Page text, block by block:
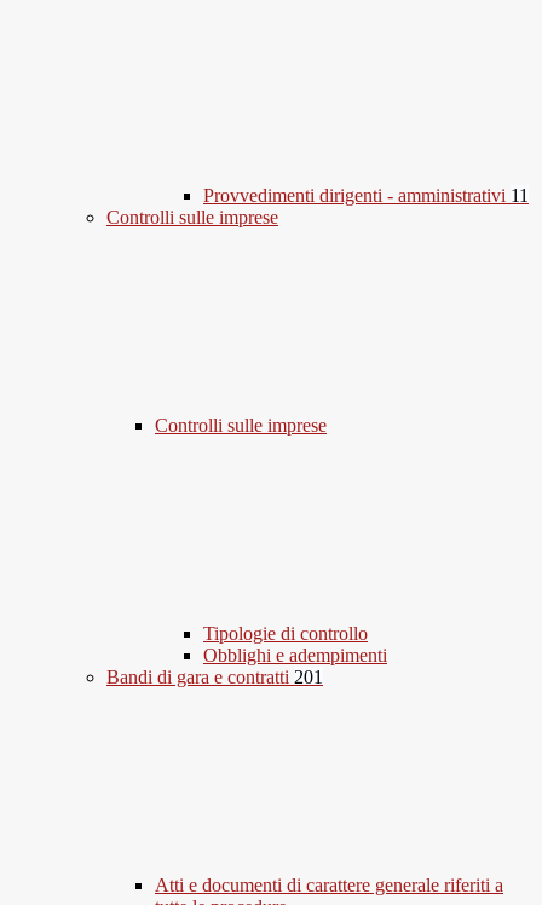
Provvedimenti dirigenti - amministrativi 11
Controlli sulle imprese
Controlli sulle imprese
Tipologie di controllo
Obblighi e adempimenti
Bandi di gara e contratti 201
Atti e documenti di carattere generale riferiti a